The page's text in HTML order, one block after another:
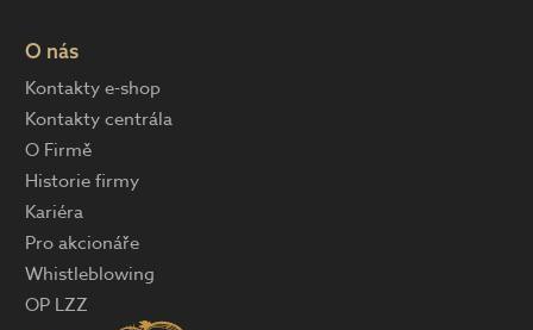
O nás
Kontakty e-shop
Kontakty centrála
O Firmě
Historie firmy
Kariéra
Pro akcionáře
Whistleblowing
OP LZZ